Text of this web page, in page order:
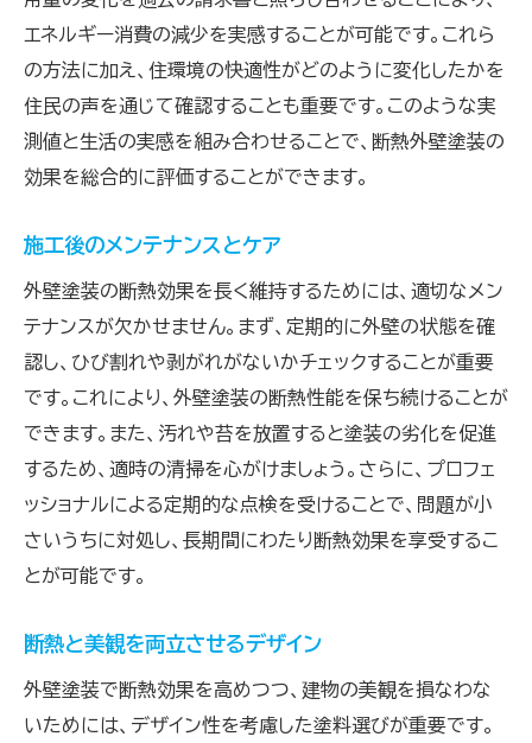
断熱塗料で結露を防ぐ方法
カビの発生を抑える塗料選び
健康的な住環境を守る塗装法
長期的に安心できる塗料の特徴
外壁塗装を通じてエコなライフスタイルを実現す
る方法
ライフスタイルに合った塗料選び
外壁塗装がもたらす持続可能な生活
エネルギー効率と快適性の両立
エコロジカルな居住空間の創造
家庭でできるエコ活動と塗装
エネルギー消費の減少を実感することが可能です。これら
の方法に加え、住環境の快適性がどのように変化したかを
住民の声を通じて確認することも重要です。このような実
測値と生活の実感を組み合わせることで、断熱外壁塗装の
効果を総合的に評価することができます。
施工後のメンテナンスとケア
外壁塗装の断熱効果を長く維持するためには、適切なメン
テナンスが欠かせません。まず、定期的に外壁の状態を確
認し、ひび割れや剥がれがないかチェックすることが重要
です。これにより、外壁塗装の断熱性能を保ち続けることが
できます。また、汚れや苔を放置すると塗装の劣化を促進
するため、適時の清掃を心がけましょう。さらに、プロフェ
ッショナルによる定期的な点検を受けることで、問題が小
さいうちに対処し、長期間にわたり断熱効果を享受するこ
とが可能です。
断熱と美観を両立させるデザイン
外壁塗装で断熱効果を高めつつ、建物の美観を損なわな
いためには、デザイン性を考慮した塗料選びが重要です。